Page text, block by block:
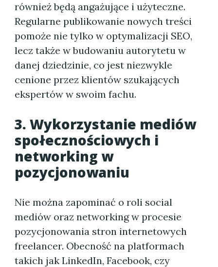
również będą angażujące i użyteczne.
Regularne publikowanie nowych treści
pomoże nie tylko w optymalizacji SEO,
lecz także w budowaniu autorytetu w
danej dziedzinie, co jest niezwykle
cenione przez klientów szukających
ekspertów w swoim fachu.
3. Wykorzystanie mediów
społecznościowych i
networking w
pozycjonowaniu
Nie można zapominać o roli social
mediów oraz networking w procesie
pozycjonowania stron internetowych
freelancer. Obecność na platformach
takich jak LinkedIn, Facebook, czy